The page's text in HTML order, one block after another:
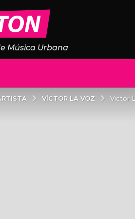
Música Urbana
VÍCTOR LA VOZ Victor